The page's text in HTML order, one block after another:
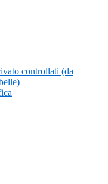
controllati (da